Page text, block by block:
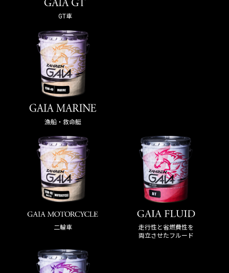
GT車
漁船・救命艇
二輪車
走行性と省燃費性を
両立させたフルード